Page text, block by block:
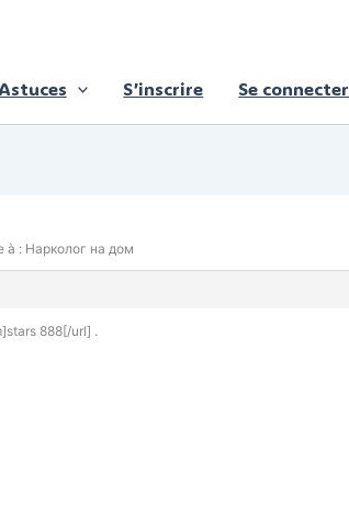
S’inscrire Se connecter
à : Нарколог на дом
888[/url] .